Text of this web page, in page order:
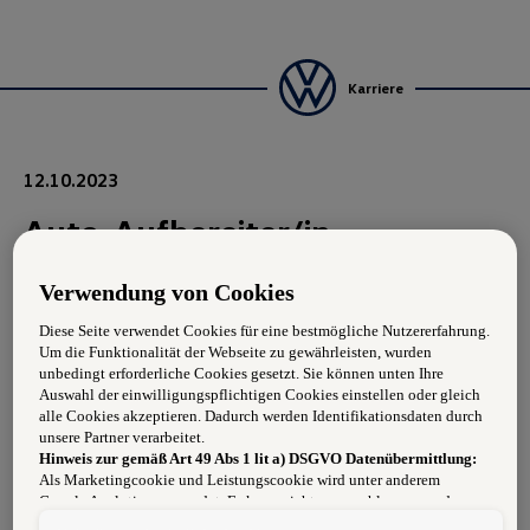
Karriere
12.10.2023
Auto-Aufbereiter/in
Aufgabengebiet:
Anforderungen:
Begeisterung für die Automarken unseres Konzerns
Abgeschlossene Fachausbildung
Zuverlässigkeit und Flexibilität
Verwendung von Cookies
Diese Seite verwendet Cookies für eine bestmögliche Nutzererfahrung.
Um die Funktionalität der Webseite zu gewährleisten, wurden
unbedingt erforderliche Cookies gesetzt. Sie können unten Ihre
Auswahl der einwilligungspflichtigen Cookies einstellen oder gleich
alle Cookies akzeptieren. Dadurch werden Identifikationsdaten durch
unsere Partner verarbeitet.
Hinweis zur gemäß Art 49 Abs 1 lit a) DSGVO Datenübermittlung:
Als Marketingcookie und Leistungscookie wird unter anderem
Google Analytics verwendet. Es kann nicht ausgeschlossen werden,